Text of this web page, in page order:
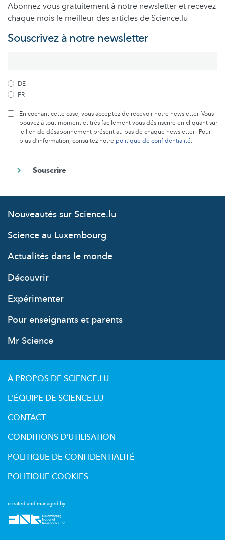
Abonnez-vous gratuitement à notre newsletter et recevez
chaque mois le meilleur des articles de Science.lu
Souscrivez à notre newsletter
DE
FR
En cochant cette case, vous acceptez de recevoir notre newsletter. Vous
pouvez à tout moment et très facilement vous désinscrire en cliquant sur
le lien de désabonnement présent au bas de chaque newsletter. Pour
plus d’information, consultez notre politique de confidentialité.
Nouveautés sur Science.lu
Science au Luxembourg
Actualités dans le monde
Découvrir
Expérimenter
Pour enseignants et parents
Mr Science
created and managed by
À PROPOS DE SCIENCE.LU
L'ÉQUIPE DE SCIENCE.LU
CONTACT
CONDITIONS D'UTILISATION
POLITIQUE DE CONFIDENTIALITÉ
POLITIQUE COOKIES